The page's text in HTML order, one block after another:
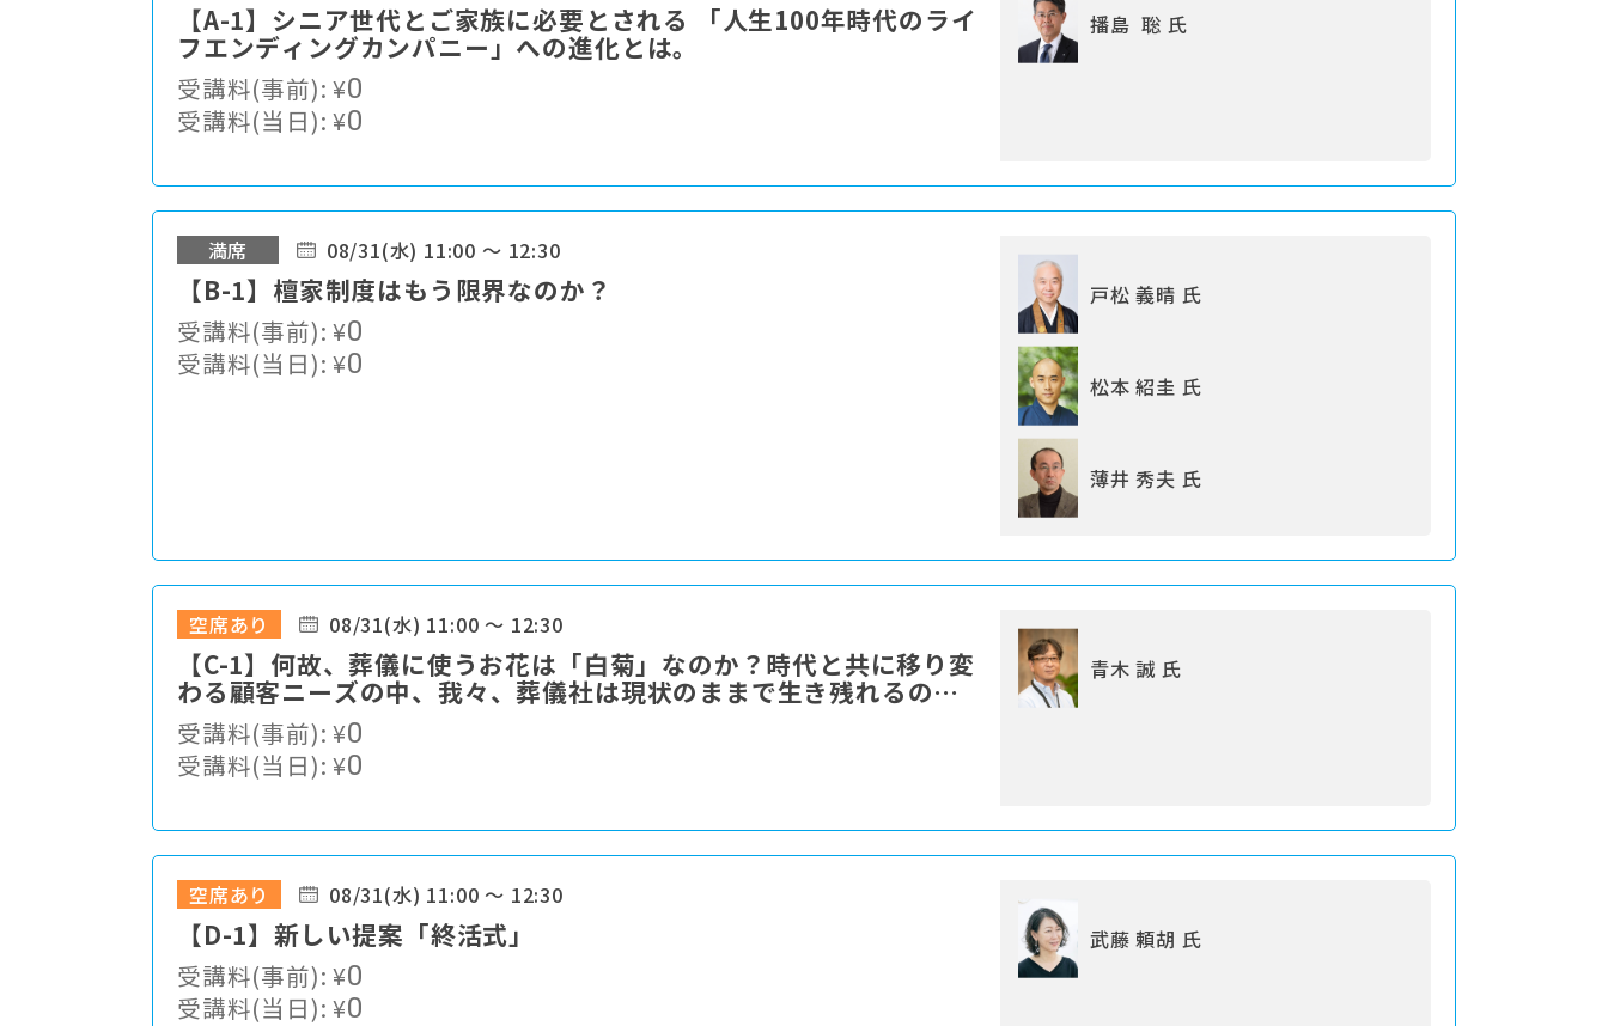
【A-1】シニア世代とご家族に必要とされる 「人生100年時代のライ
フエンディングカンパニー」への進化とは。
受講料(事前):¥0
受講料(当日):¥0
播島 聡 氏
満席 08/31(水) 11:00 ～ 12:30
【B-1】檀家制度はもう限界なのか？
受講料(事前):¥0
受講料(当日):¥0
戸松 義晴 氏
松本 紹圭 氏
薄井 秀夫 氏
空席あり 08/31(水) 11:00 ～ 12:30
【C-1】何故、葬儀に使うお花は「白菊」なのか？時代と共に移り変
わる顧客ニーズの中、我々、葬儀社は現状のままで生き残れるの
か・・・
受講料(事前):¥0
受講料(当日):¥0
青木 誠 氏
空席あり 08/31(水) 11:00 ～ 12:30
【D-1】新しい提案「終活式」
受講料(事前):¥0
受講料(当日):¥0
武藤 頼胡 氏